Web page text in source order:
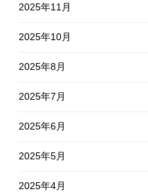
2025年11月
2025年10月
2025年8月
2025年7月
2025年6月
2025年5月
2025年4月